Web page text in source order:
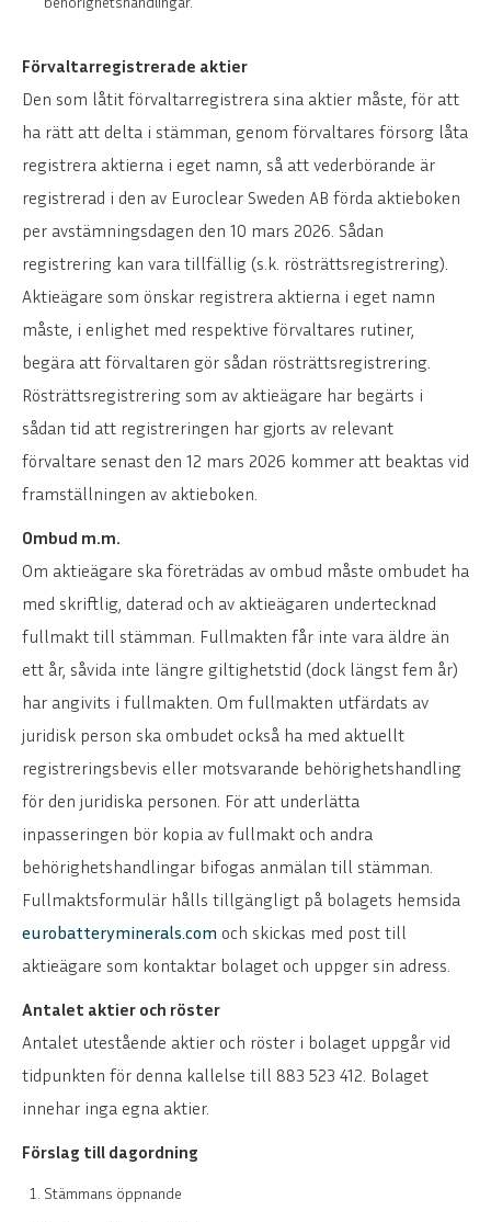
Förvaltarregistrerade aktier
Den som låtit förvaltarregistrera sina aktier måste, för att
ha rätt att delta i stämman, genom förvaltares försorg låta
registrera aktierna i eget namn, så att vederbörande är
registrerad i den av Euroclear Sweden AB förda aktieboken
per avstämningsdagen den 10 mars 2026. Sådan
registrering kan vara tillfällig (s.k. rösträttsregistrering).
Aktieägare som önskar registrera aktierna i eget namn
måste, i enlighet med respektive förvaltares rutiner,
begära att förvaltaren gör sådan rösträttsregistrering.
Rösträttsregistrering som av aktieägare har begärts i
sådan tid att registreringen har gjorts av relevant
förvaltare senast den 12 mars 2026 kommer att beaktas vid
framställningen av aktieboken.
Ombud m.m.
Om aktieägare ska företrädas av ombud måste ombudet ha
med skriftlig, daterad och av aktieägaren undertecknad
fullmakt till stämman. Fullmakten får inte vara äldre än
ett år, såvida inte längre giltighetstid (dock längst fem år)
har angivits i fullmakten. Om fullmakten utfärdats av
juridisk person ska ombudet också ha med aktuellt
registreringsbevis eller motsvarande behörighetshandling
för den juridiska personen. För att underlätta
inpasseringen bör kopia av fullmakt och andra
behörighetshandlingar bifogas anmälan till stämman.
Fullmaktsformulär hålls tillgängligt på bolagets hemsida
eurobatteryminerals.com och skickas med post till
aktieägare som kontaktar bolaget och uppger sin adress.
Antalet aktier och röster
Antalet utestående aktier och röster i bolaget uppgår vid
tidpunkten för denna kallelse till 883 523 412. Bolaget
innehar inga egna aktier.
Förslag till dagordning
Stämmans öppnande